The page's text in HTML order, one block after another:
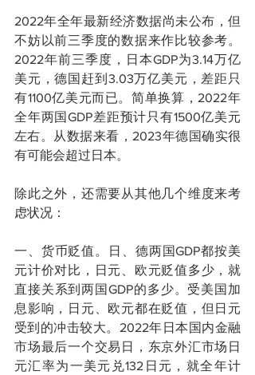
2022年全年最新经济数据尚未公布，但
不妨以前三季度的数据来作比较参考。
2022年前三季度，日本GDP为3.14万亿
美元，德国赶到3.03万亿美元，差距只
有1100亿美元而已。简单换算，2022年
全年两国GDP差距预计只有1500亿美元
左右。从数据来看，2023年德国确实很
有可能会超过日本。
除此之外，还需要从其他几个维度来考
虑状况：
一、货币贬值。日、德两国GDP都按美
元计价对比，日元、欧元贬值多少，就
直接关系到两国GDP的多少。受美国加
息影响，日元、欧元都在贬值，但日元
受到的冲击较大。2022年日本国内金融
市场最后一个交易日，东京外汇市场日
元汇率为一美元兑132日元，就全年计